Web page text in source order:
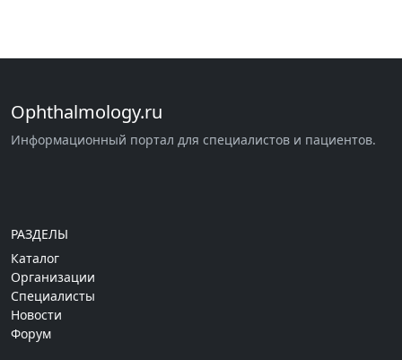
Ophthalmology.ru
Информационный портал для специалистов и пациентов.
РАЗДЕЛЫ
Каталог
Организации
Специалисты
Новости
Форум